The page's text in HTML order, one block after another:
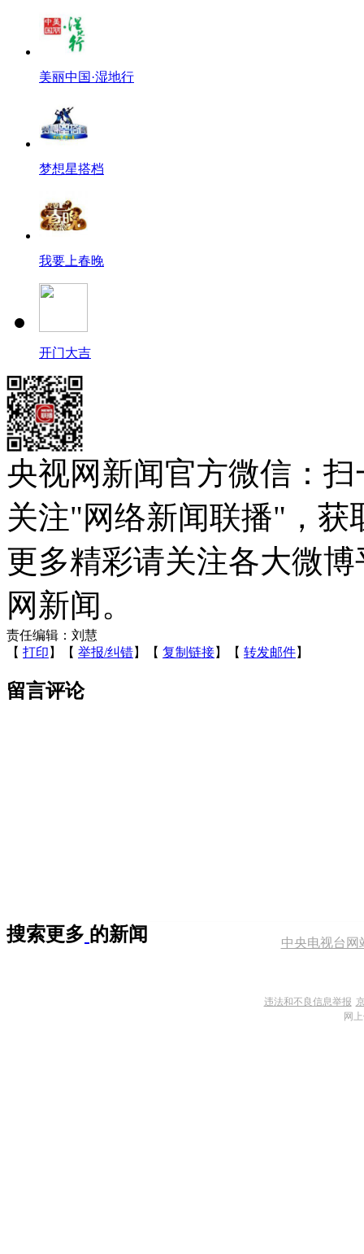
美丽中国·湿地行
梦想星搭档
我要上春晚
开门大吉
央视网新闻官方微信：
关注"网络新闻联播"，获
更多精彩请关注各大微
网新闻。
责任编辑：刘慧
【 打印 】【 举报/纠错】【 复制链接】【 转发邮件】
留言评论
搜索更多 的新闻 中央电视台网
违法和不良信息举报
网